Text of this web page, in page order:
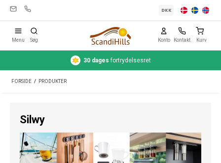
Telte
Rengøring & pleje
Rejseudstyr
DKK
Menu Søg Konto Kontakt Kurv
30 dages fortrydelsesret
FORSIDE / PRODUKTER
Silwy